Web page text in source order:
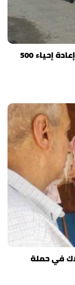
"مش هنشتري جديد".. هيئة الإسعاف: إعادة إحياء 500
في حملة